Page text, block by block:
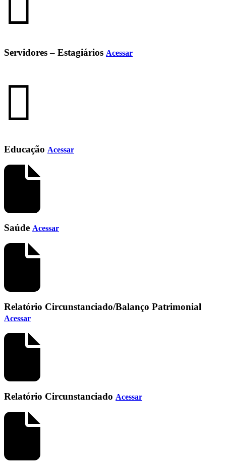
Servidores – Estagiários Acessar
Educação Acessar
Saúde Acessar
Relatório Circunstanciado/Balanço Patrimonial
Acessar
Relatório Circunstanciado Acessar